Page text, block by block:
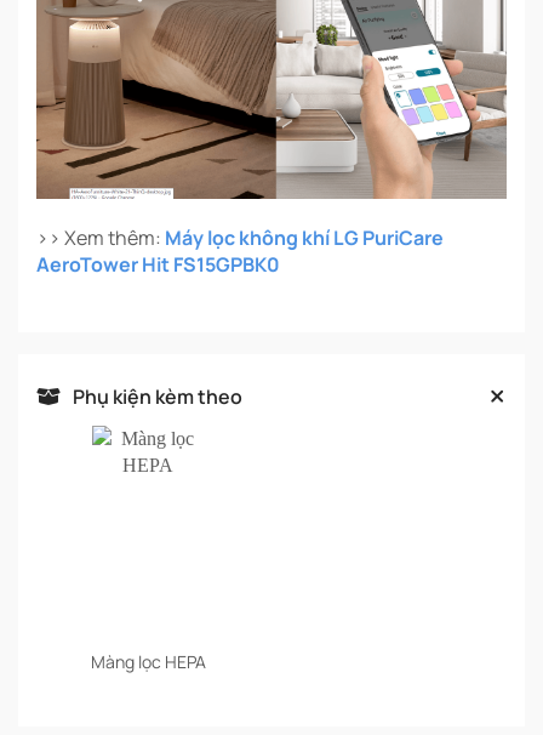
>> Xem thêm: Máy lọc không khí LG PuriCare
AeroTower Hit FS15GPBK0
Phụ kiện kèm theo
Màng lọc HEPA